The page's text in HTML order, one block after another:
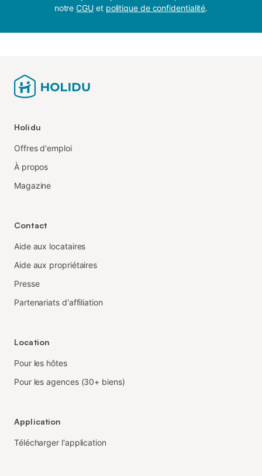
notreCGU et politique de confidentialité.
Holidu
Offres d'emploi
À propos
Magazine
Contact
Aide aux locataires
Aide aux propriétaires
Presse
Partenariats d'affiliation
Location
Pour les hôtes
Pour les agences (30+ biens)
Application
Télécharger l'application